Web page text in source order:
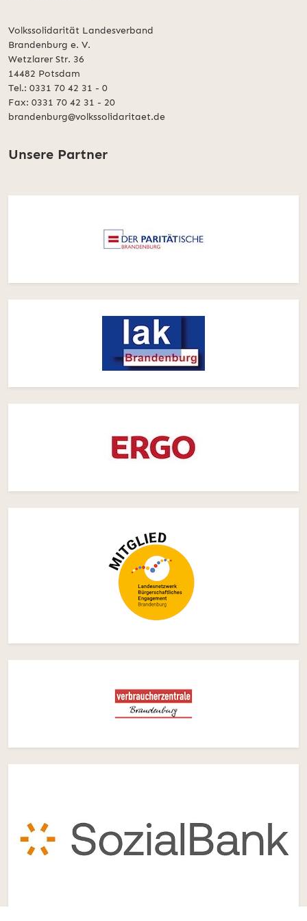
Volkssolidarität Landesverband
Brandenburg e. V.
Wetzlarer Str. 36
14482 Potsdam
Tel.: 0331 70 42 31 - 0
Fax: 0331 70 42 31 - 20
brandenburg@volkssolidaritaet.de
Unsere Partner